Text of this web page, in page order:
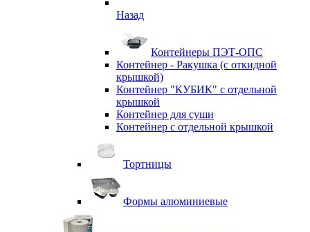
Назад
Контейнеры ПЭТ-ОПС
Контейнер - Ракушка (с откидной
крышкой)
Контейнер "КУБИК" с отдельной
крышкой
Контейнер для суши
Контейнер с отдельной крышкой
Тортницы
Формы алюминиевые